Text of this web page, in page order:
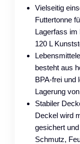
Vielseitig
Futtertonne
Lagerfass im
120 L
besteht aus
BPA-frei und
Lagerung
Stabiler
Deckel wird
gesichert
Schmutz,